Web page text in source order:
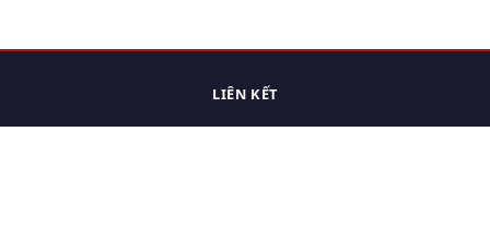
LIÊN KẾT